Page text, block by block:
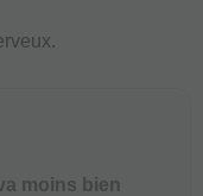
moins bien